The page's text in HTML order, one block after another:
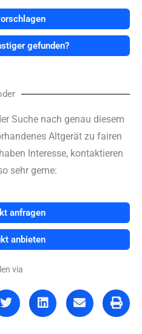
gefunden?
Suche nach genau diesem
Altgerät zu fairen
Interesse, kontaktieren
sehr gerne:
anfragen
anbieten
via